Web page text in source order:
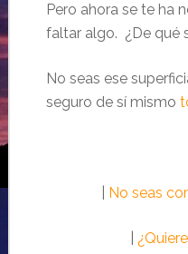
Pero ahora se te ha
faltar algo. ¿De qué
No seas ese
seguro de sí mismo
No seas